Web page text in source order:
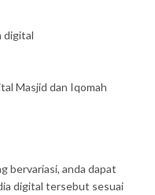
digital
Masjid dan Iqomah
bervariasi, anda dapat
digital tersebut sesuai